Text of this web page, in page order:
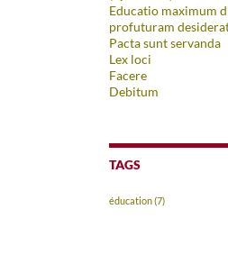
Educatio maximum
profuturam
Pacta sunt servanda
Lex loci
Facere
Debitum
TAGS
éducation(7)